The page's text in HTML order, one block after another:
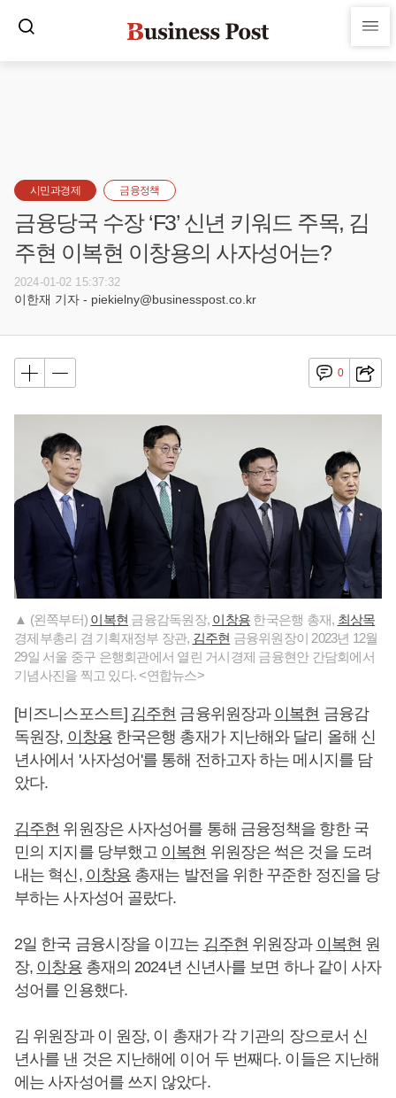
시민과경제 금융정책
금융당국 수장 ‘F3’ 신년 키워드 주목, 김
주현 이복현 이창용의 사자성어는?
2024-01-02 15:37:32
이한재 기자 - piekielny@businesspost.co.kr
0
▲ (왼쪽부터) 이복현 금융감독원장, 이창용 한국은행 총재, 최상목
경제부총리 겸 기획재정부 장관, 김주현 금융위원장이 2023년 12월
29일 서울 중구 은행회관에서 열린 거시경제 금융현안 간담회에서
기념사진을 찍고 있다. <연합뉴스>
[비즈니스포스트] 김주현 금융위원장과 이복현 금융감
독원장, 이창용한국은행 총재가 지난해와 달리 올해 신
년사에서 '사자성어'를 통해 전하고자 하는 메시지를 담
았다.
김주현 위원장은 사자성어를 통해 금융정책을 향한 국
민의 지지를 당부했고 이복현 위원장은 썩은 것을 도려
내는 혁신, 이창용 총재는 발전을 위한 꾸준한 정진을 당
부하는 사자성어 골랐다.
2일 한국 금융시장을 이끄는 김주현 위원장과 이복현 원
장, 이창용총재의 2024년 신년사를 보면 하나 같이 사자
성어를 인용했다.
김 위원장과 이 원장, 이 총재가 각 기관의 장으로서 신
년사를 낸 것은 지난해에 이어 두 번째다. 이들은 지난해
에는 사자성어를 쓰지 않았다.